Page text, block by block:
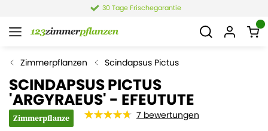
30 Tage Frischegarantie
Zimmerpflanzen Scindapsus Pictus
SCINDAPSUS PICTUS
'ARGYRAEUS' - EFEUTUTE
Zimmerpflanze 7 bewertungen